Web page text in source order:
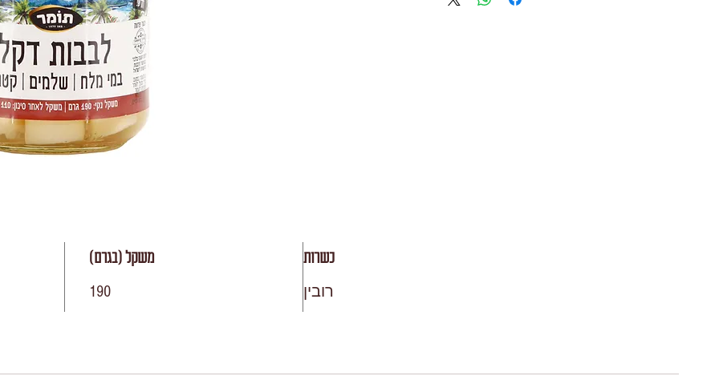
כשרות
רובין
משקל (בגרם)
190